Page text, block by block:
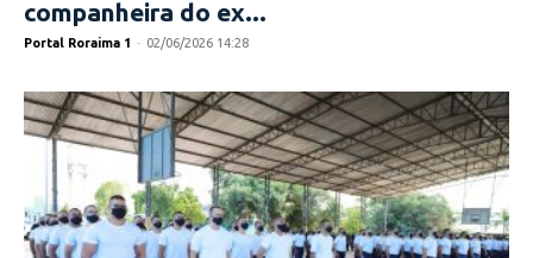
companheira do ex...
Portal Roraima 1 - 02/06/2026 14:28